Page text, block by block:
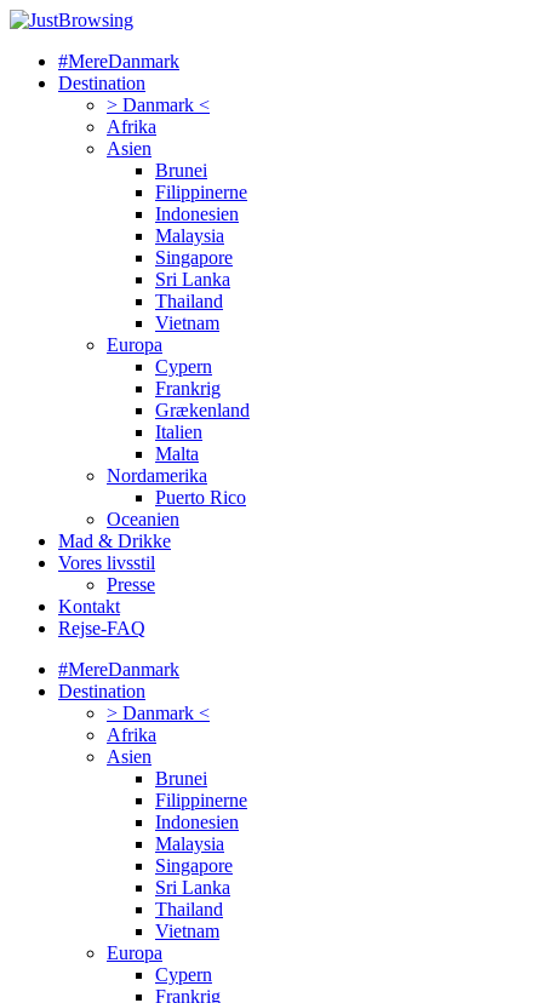
#MereDanmark
Destination
> Danmark <
Afrika
Asien
Brunei
Filippinerne
Indonesien
Malaysia
Singapore
Sri Lanka
Thailand
Vietnam
Europa
Cypern
Frankrig
Grækenland
Italien
Malta
Nordamerika
Puerto Rico
Oceanien
Mad & Drikke
Vores livsstil
Presse
Kontakt
Rejse-FAQ
#MereDanmark
Destination
> Danmark <
Afrika
Asien
Brunei
Filippinerne
Indonesien
Malaysia
Singapore
Sri Lanka
Thailand
Vietnam
Europa
Cypern
Frankrig